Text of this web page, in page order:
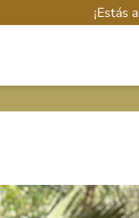
¡Estás a